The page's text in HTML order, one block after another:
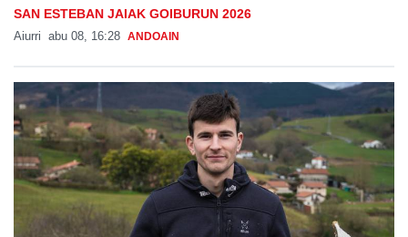
SAN ESTEBAN JAIAK GOIBURUN 2026
Aiurri abu 08, 16:28 ANDOAIN